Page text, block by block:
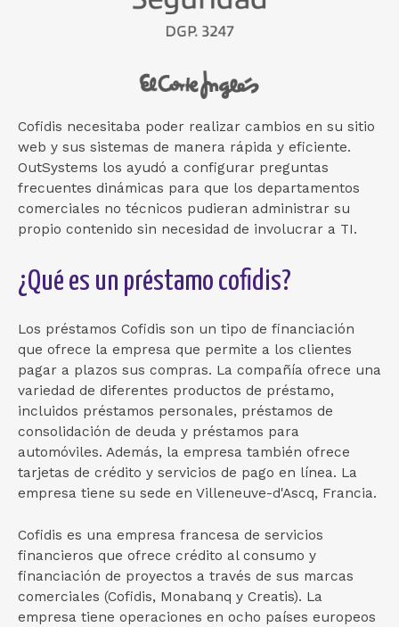
Cofidis necesitaba poder realizar cambios en su sitio
web y sus sistemas de manera rápida y eficiente.
OutSystems los ayudó a configurar preguntas
frecuentes dinámicas para que los departamentos
comerciales no técnicos pudieran administrar su
propio contenido sin necesidad de involucrar a TI.
¿Qué es un préstamo cofidis?
Los préstamos Cofidis son un tipo de financiación
que ofrece la empresa que permite a los clientes
pagar a plazos sus compras. La compañía ofrece una
variedad de diferentes productos de préstamo,
incluidos préstamos personales, préstamos de
consolidación de deuda y préstamos para
automóviles. Además, la empresa también ofrece
tarjetas de crédito y servicios de pago en línea. La
empresa tiene su sede en Villeneuve-d'Ascq, Francia.
Cofidis es una empresa francesa de servicios
financieros que ofrece crédito al consumo y
financiación de proyectos a través de sus marcas
comerciales (Cofidis, Monabanq y Creatis). La
empresa tiene operaciones en ocho países europeos